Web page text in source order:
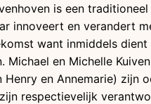
is een
innoveert en verandert
want inmiddels
Michael en Michelle
Henry en Annemarie) zijn
respectievelijk